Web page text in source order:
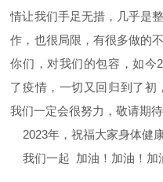
情让我们手足无措，几乎是
作，也很局限，有很多做的
你们，对我们的包容，如今
了疫情，一切又回归到了初
我们一定会很努力，敬请期待
2023年，祝福大家身体健
我们一起 加油！加油！加